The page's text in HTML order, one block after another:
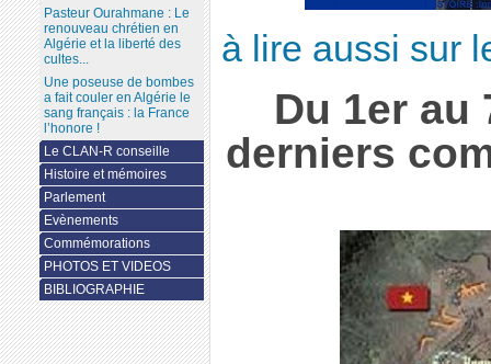
à lire aussi sur
Du 1er au
derniers
Pasteur Ourahmane : Le
renouveau chrétien en
Algérie et la liberté des
cultes...
Une poseuse de bombes
a fait couler en Algérie le
sang français : la France
l’honore !
Le CLAN-R conseille
Histoire et mémoires
Parlement
Evènements
Commémorations
PHOTOS ET VIDEOS
BIBLIOGRAPHIE